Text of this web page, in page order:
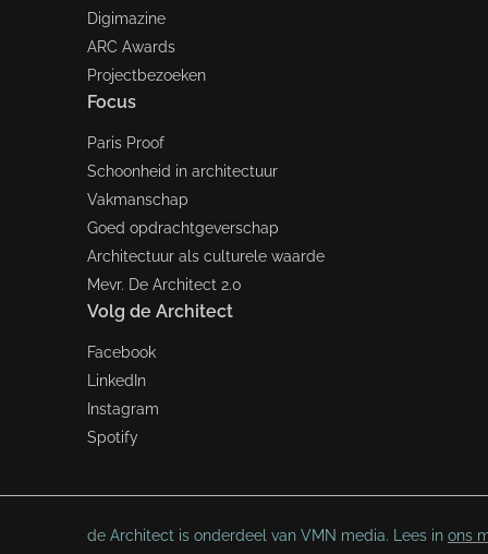
Digimazine
ARC Awards
Projectbezoeken
Focus
Paris Proof
Schoonheid in architectuur
Vakmanschap
Goed opdrachtgeverschap
Architectuur als culturele waarde
Mevr. De Architect 2.0
Volg de Architect
Facebook
LinkedIn
Instagram
Spotify
de Architect is onderdeel van VMN media. Lees in ons